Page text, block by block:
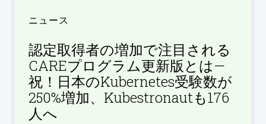
ニュース
認定取得者の増加で注目される
CAREプログラム更新版とは—
祝！日本のKubernetes受験数が
250%増加、Kubestronautも176
人へ